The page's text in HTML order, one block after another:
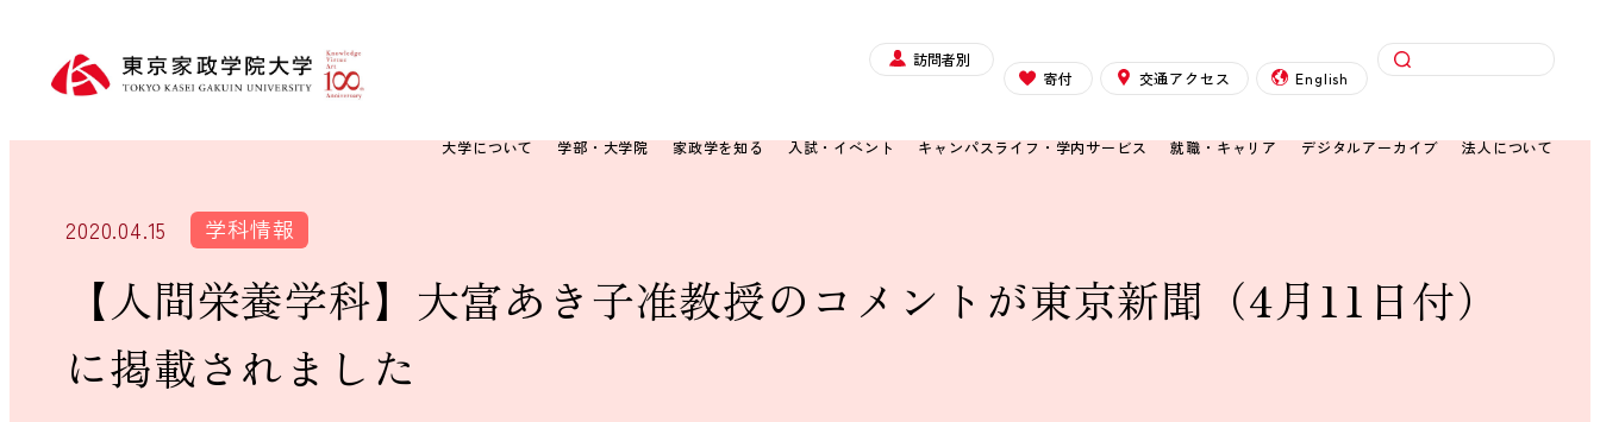
訪問者別
寄付
交通アクセス English 検索
大学について 学部・大学院 家政学を知る 入試・イベント キャンパスライフ・学内サービス 就職・キャリア デジタルアーカイブ 法人について
2020.04.15 学科情報
【人間栄養学科】大富あき子准教授のコメントが東京新聞（4月11日付）
に掲載されました